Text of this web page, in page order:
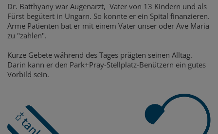
Dr. Batthyany war Augenarzt, Vater von 13 Kindern und als
Fürst begütert in Ungarn. So konnte er ein Spital finanzieren.
Arme Patienten bat er mit einem Vater unser oder Ave Maria
zu "zahlen".
Kurze Gebete während des Tages prägten seinen Alltag.
Darin kann er den Park+Pray-Stellplatz-Benützern ein gutes
Vorbild sein.